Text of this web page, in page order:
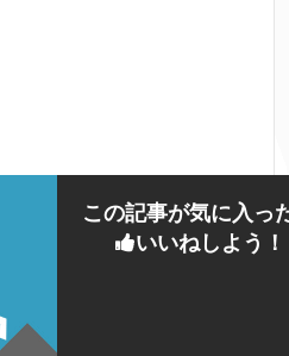
この記事が気に入っ
いいねしよう！